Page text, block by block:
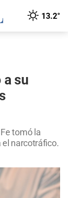
13.2°
a su
tomó la
el narcotráfico.